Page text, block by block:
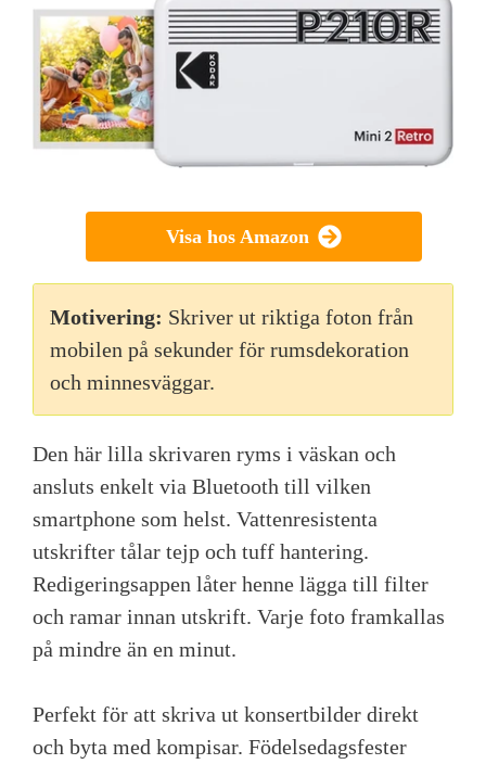
Visa hos Amazon
Motivering: Skriver ut riktiga foton från
mobilen på sekunder för rumsdekoration
och minnesväggar.
Den här lilla skrivaren ryms i väskan och
ansluts enkelt via Bluetooth till vilken
smartphone som helst. Vattenresistenta
utskrifter tålar tejp och tuff hantering.
Redigeringsappen låter henne lägga till filter
och ramar innan utskrift. Varje foto framkallas
på mindre än en minut.
Perfekt för att skriva ut konsertbilder direkt
och byta med kompisar. Födelsedagsfester